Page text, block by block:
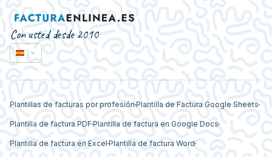
Con usted desde 2010
Plantillas de facturas por profesión Plantilla de Factura Google Sheets
Plantilla de factura PDF Plantilla de factura en Google Docs
Plantilla de factura en Excel Plantilla de factura Word